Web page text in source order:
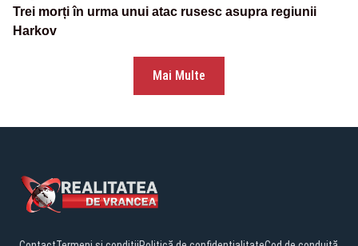
Trei morți în urma unui atac rusesc asupra regiunii
Harkov
Mai Multe